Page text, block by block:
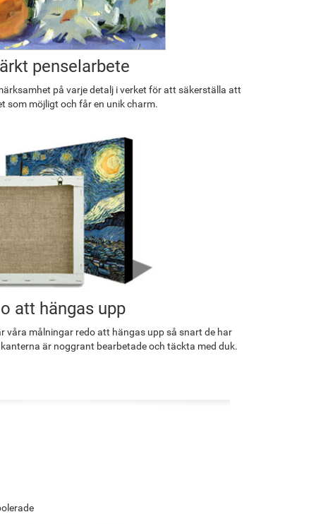
penselarbete
på varje detalj i verket för att säkerställa att
som möjligt och får en unik charm.
att hängas upp
våra målningar redo att hängas upp så snart de har
är noggrant bearbetade och täckta med duk.